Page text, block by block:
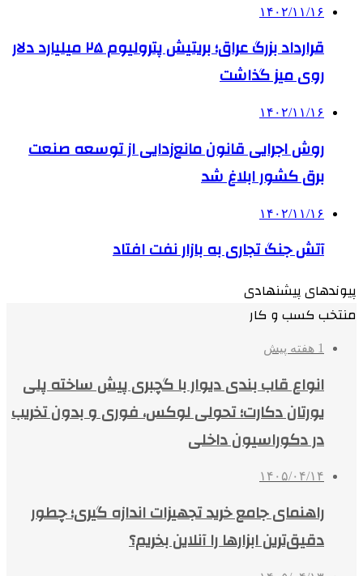
۱۴۰۲/۱۱/۱۶
قرارداد بزرگ عراق؛ بریتیش پترولیوم ۲۵ میلیارد دلار
روی میز گذاشت
۱۴۰۲/۱۱/۱۶
روش اجرایی قانون مانع‌زدایی از توسعه صنعت
برق کشور ابلاغ شد
۱۴۰۲/۱۱/۱۶
آتش جنگ تجاری به بازار نفت افتاد
پیوندهای پیشنهادی
منتخب کسب و کار
1 هفته پیش
انواع قاب بندی دیوار با گچبری پیش ساخته پلی
یورتان دکارت؛ تحولی لوکس، فوری و بدون تخریب
در دکوراسیون داخلی
۱۴۰۵/۰۴/۱۴
راهنمای جامع خرید تجهیزات اندازه گیری؛ چطور
دقیق‌ترین ابزارها را آنلاین بخریم؟